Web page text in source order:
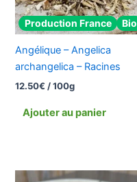
Production France Bio
Angélique – Angelica
archangelica – Racines
12.50€ / 100g
Ajouter au panier